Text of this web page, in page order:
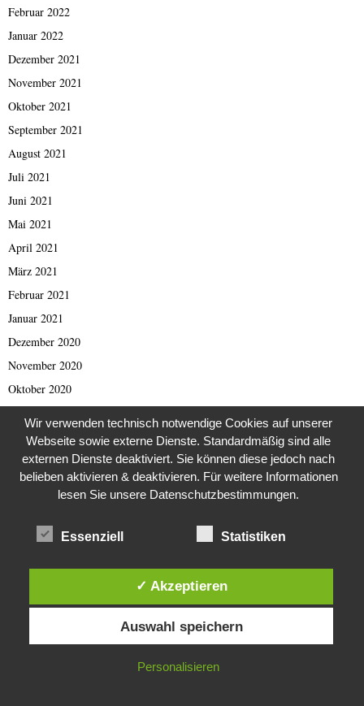
Februar 2022
Januar 2022
Dezember 2021
November 2021
Oktober 2021
September 2021
August 2021
Juli 2021
Juni 2021
Mai 2021
April 2021
März 2021
Februar 2021
Januar 2021
Dezember 2020
November 2020
Oktober 2020
August 2020
Juli 2020
Juni 2020
April 2020
Januar 2020
November 2019
Diese Website verwendet Cookies. Durch die weitere Nutzung dieser
Website stimmst du der Verwendung von Cookies zu.
IN ORDNUNG
Wir verwenden technisch notwendige Cookies auf unserer
Webseite sowie externe Dienste. Standardmäßig sind alle
externen Dienste deaktiviert. Sie können diese jedoch nach
belieben aktivieren & deaktivieren. Für weitere Informationen
lesen Sie unsere Datenschutzbestimmungen.
Essenziell Statistiken
✓ Akzeptieren
Auswahl speichern
Personalisieren